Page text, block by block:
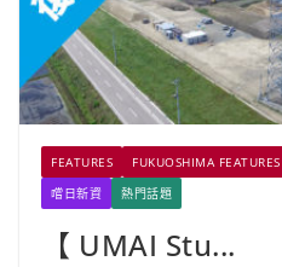
FEATURES FUKUOSHIMA FEATURES
嚐日新資
熱門話題
【 UMAI Stu...